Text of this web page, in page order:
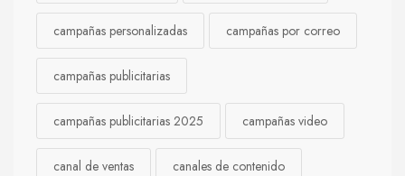
campañas personalizadas campañas por correo
campañas publicitarias
campañas publicitarias 2025 campañas video
canal de ventas canales de contenido